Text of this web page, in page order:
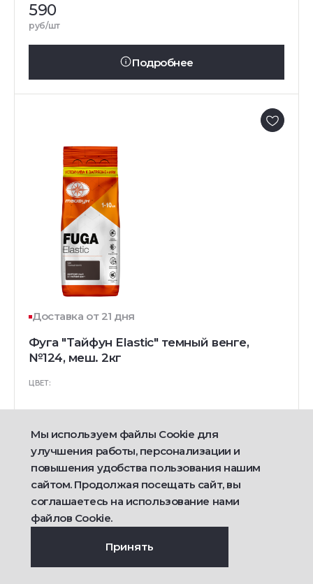
590
руб/шт
Подробнее
Доставка от 21 дня
Фуга "Тайфун Elastic" темный венге,
№124, меш. 2кг
ЦВЕТ:
590
руб/шт
Мы используем файлы Cookie для
улучшения работы, персонализации и
повышения удобства пользования нашим
сайтом. Продолжая посещать сайт, вы
соглашаетесь на использование нами
файлов Cookie.
Принять